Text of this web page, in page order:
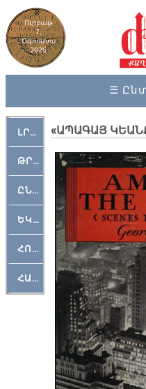
Ուրբաթ
7,
Օգոստոս
2026
☰
ԼՐԱՀՈՍ
ԹՐՔԱՀԱՅ ԿԵԱՆՔ
ԸՆԿԵՐԱՄՇԱԿՈՒԹԱՅԻՆ
ԵԿԵՂԵՑԱԿԱՆ
ՀՈԳԵՄՏԱՒՈՐ
ՀԱՐԹԱԿ
«ԱՊԱԳԱՅ